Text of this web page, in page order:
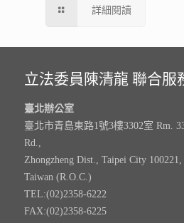
詳細閱讀
立法委員陳清龍 聯合服
臺北辦公室
臺北市青島東路1號3樓3302室 Rm.
Rd.,
Zhongzheng Dist., Taipei City 100221,
Taiwan (R.O.C.)
TEL:(02)2358-6222
FAX:(02)2358-6225